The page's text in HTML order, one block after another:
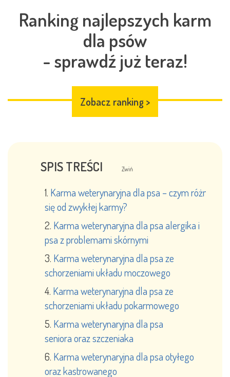
Ranking najlepszych karm
dla psów
- sprawdź już teraz!
Zobacz ranking >
SPIS TREŚCI Zwiń
Karma weterynaryjna dla psa – czym różni
się od zwykłej karmy?
Karma weterynaryjna dla psa alergika i
psa z problemami skórnymi
Karma weterynaryjna dla psa ze
schorzeniami układu moczowego
Karma weterynaryjna dla psa ze
schorzeniami układu pokarmowego
Karma weterynaryjna dla psa
seniora oraz szczeniaka
Karma weterynaryjna dla psa otyłego
oraz kastrowanego